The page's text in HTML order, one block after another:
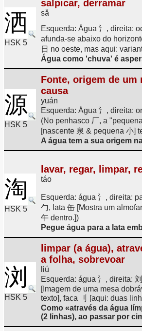
洒
HSK 5
salpicar, derramar
sǎ
Esquerda: Água 氵, direita:
afunda-se abaixo do
日 no oeste, mas aqui:
Água como 'chuva' é
源
HSK 5
Fonte, origem de um
causa
yuán
Esquerda: Água 氵, direita:
(No penhasco 厂, a
[nascente 泉 & pequena 小]
A água tem a sua origem
淘
HSK 5
lavar, regar, limpar,
táo
Esquerda: água 氵, direita:
勹, lata 缶 [Mostra um
午 dentro.])
Pegue água para a lata
浏
HSK 5
limpar (a água),
a folha, sobrevoar
liú
Esquerda: água 氵, direita:
[Imagem de uma mesa
texto], faca 刂 [aqui: duas
Como «através da água
(2 linhas), ao passar por